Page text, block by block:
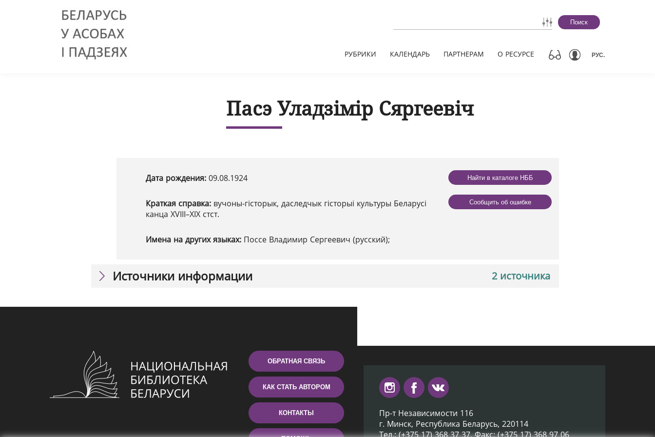
Поиск
РУБРИКИ КАЛЕНДАРЬ ПАРТНЕРАМ О РЕСУРСЕ РУС.
Пасэ Уладзімір Сяргеевіч
Дата рождения: 09.08.1924
Краткая справка: вучоны-гісторык, даследчык гісторыі культуры Беларусі
канца ХVІІІ–ХІХ стст.
Имена на других языках: Поссе Владимир Сергеевич (русский);
Найти в каталоге НББ
Сообщить об ошибке
2 источника
Источники информации
ОБРАТНАЯ СВЯЗЬ
КАК СТАТЬ АВТОРОМ
КОНТАКТЫ
Пр-т Независимости 116
г. Минск, Республика Беларусь, 220114
Тел.: (+375 17) 368 37 37, Факс: (+375 17) 368 97 06